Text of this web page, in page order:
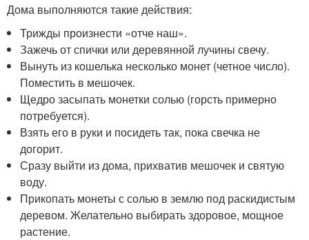
Дома выполняются такие действия:
Трижды произнести «отче наш».
Зажечь от спички или деревянной лучины свечу.
Вынуть из кошелька несколько монет (четное число).
Поместить в мешочек.
Щедро засыпать монетки солью (горсть примерно
потребуется).
Взять его в руки и посидеть так, пока свечка не
догорит.
Сразу выйти из дома, прихватив мешочек и святую
воду.
Прикопать монеты с солью в землю под раскидистым
деревом. Желательно выбирать здоровое, мощное
растение.